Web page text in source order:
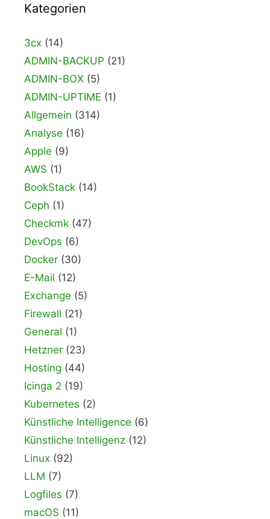
Kategorien
3cx (14)
ADMIN-BACKUP (21)
ADMIN-BOX (5)
ADMIN-UPTIME (1)
Allgemein (314)
Analyse (16)
Apple (9)
AWS (1)
BookStack (14)
Ceph (1)
Checkmk (47)
DevOps (6)
Docker (30)
E-Mail (12)
Exchange (5)
Firewall (21)
General (1)
Hetzner (23)
Hosting (44)
Icinga 2 (19)
Kubernetes (2)
Künstliche Intelligence (6)
Künstliche Intelligenz (12)
Linux (92)
LLM (7)
Logfiles (7)
macOS (11)